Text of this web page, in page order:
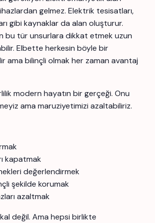
gelmez. Elektrik tesisatları,
gibi kaynaklar da alan oluşturur.
bu tür unsurlara dikkat etmek uzun
Elbette herkesin böyle bir
ama bilinçli olmak her zaman avantaj
modern hayatın bir gerçeği. Onu
ama maruziyetimizi azaltabiliriz.
kapatmak
değerlendirmek
şekilde korumak
azaltmak
değil. Ama hepsi birlikte